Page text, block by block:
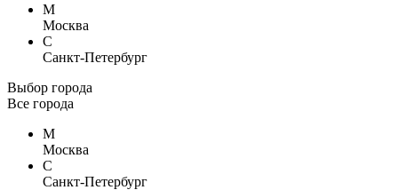
М
Москва
С
Санкт-Петербург
Выбор города
Все города
М
Москва
С
Санкт-Петербург